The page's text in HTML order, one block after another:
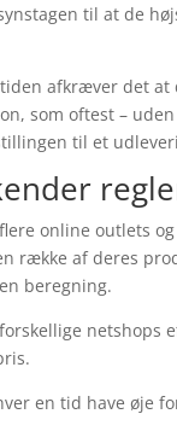
til at de
afkræver det at
som oftest –
til et
online outlets
række af deres
beregning.
netshops
en tid have øje